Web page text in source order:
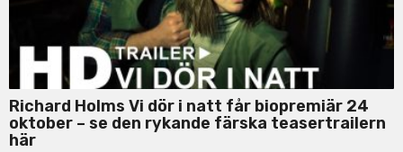
Richard Holms Vi dör i natt får biopremiär 24
oktober – se den rykande färska teasertrailern
här